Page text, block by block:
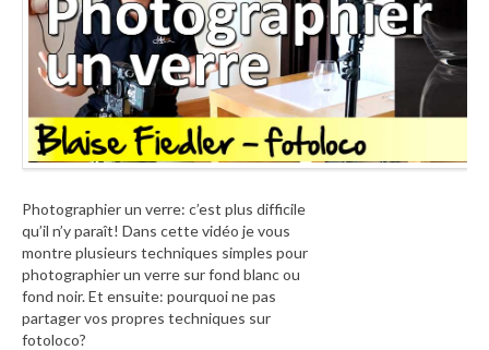
Photographier un verre: c’est plus difficile
qu’il n’y paraît! Dans cette vidéo je vous
montre plusieurs techniques simples pour
photographier un verre sur fond blanc ou
fond noir. Et ensuite: pourquoi ne pas
partager vos propres techniques sur
fotoloco?